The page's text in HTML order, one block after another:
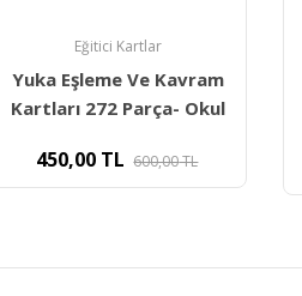
Eğitici Kartlar
Yuka Eşleme Ve Kavram
Kartları 272 Parça- Okul
450,00 TL 600,00TL